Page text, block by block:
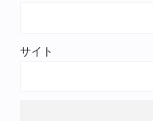
サイト